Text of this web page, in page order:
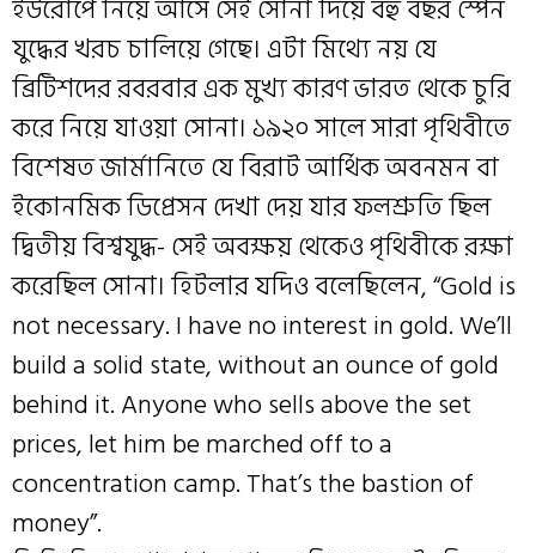
ইউরোপে নিয়ে আসে সেই সোনা দিয়ে বহু বছর স্পেন
যুদ্ধের খরচ চালিয়ে গেছে। এটা মিথ্যে নয় যে
ব্রিটিশদের রবরবার এক মুখ্য কারণ ভারত থেকে চুরি
করে নিয়ে যাওয়া সোনা। ১৯২০ সালে সারা পৃথিবীতে
বিশেষত জার্মানিতে যে বিরাট আর্থিক অবনমন বা
ইকোনমিক ডিপ্রেসন দেখা দেয় যার ফলশ্রুতি ছিল
দ্বিতীয় বিশ্বযুদ্ধ- সেই অবক্ষয় থেকেও পৃথিবীকে রক্ষা
করেছিল সোনা। হিটলার যদিও বলেছিলেন, “Gold is
not necessary. I have no interest in gold. We’ll
build a solid state, without an ounce of gold
behind it. Anyone who sells above the set
prices, let him be marched off to a
concentration camp. That’s the bastion of
money”.